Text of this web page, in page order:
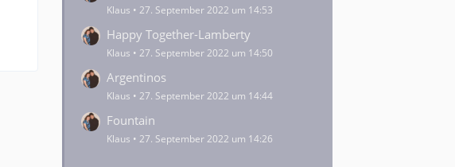
Klaus 27. September 2022 um 14:53
Happy Together-Lamberty
Klaus 27. September 2022 um 14:50
Argentinos
Klaus 27. September 2022 um 14:44
Fountain
Klaus 27. September 2022 um 14:26